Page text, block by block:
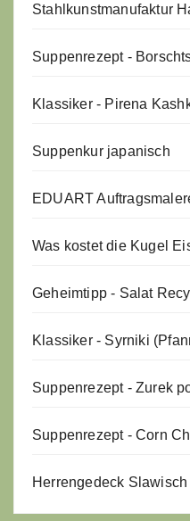
Stahlkunstmanufaktur
Suppenrezept -
Klassiker - Pirena
Suppenkur japanisch
EDUART
Was kostet die Kugel
Geheimtipp - Salat
Klassiker - Syrniki
Suppenrezept - Zurek
Suppenrezept - Corn
Herrengedeck Slawisch